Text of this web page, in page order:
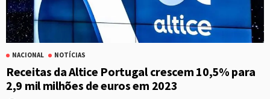
NACIONAL NOTÍCIAS
Receitas da Altice Portugal crescem 10,5% para
2,9 mil milhões de euros em 2023